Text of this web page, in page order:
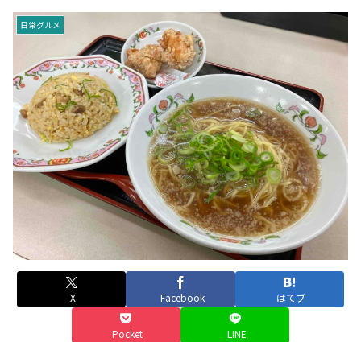
日常グルメ
X Facebook はてブ
Pocket LINE